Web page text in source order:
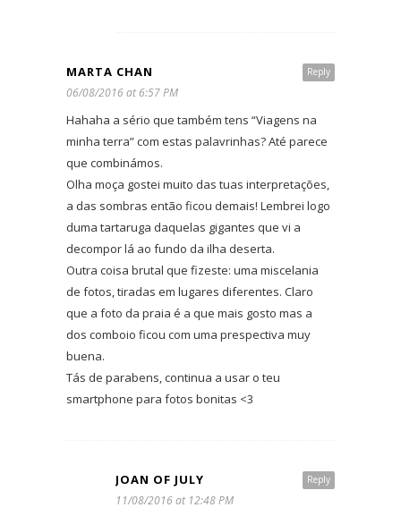
Reply
MARTA CHAN
06/08/2016 at 6:57 PM
Hahaha a sério que também tens “Viagens na
minha terra” com estas palavrinhas? Até parece
que combinámos.
Olha moça gostei muito das tuas interpretações,
a das sombras então ficou demais! Lembrei logo
duma tartaruga daquelas gigantes que vi a
decompor lá ao fundo da ilha deserta.
Outra coisa brutal que fizeste: uma miscelania
de fotos, tiradas em lugares diferentes. Claro
que a foto da praia é a que mais gosto mas a
dos comboio ficou com uma prespectiva muy
buena.
Tás de parabens, continua a usar o teu
smartphone para fotos bonitas <3
Reply
JOAN OF JULY
11/08/2016 at 12:48 PM